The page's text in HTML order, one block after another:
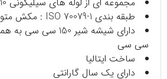
طبقه بندی ISO 70079-1 : مکش متوسط / جریان کم
سی سی
ساخت ایتالیا
دارای یک سال گارانتی